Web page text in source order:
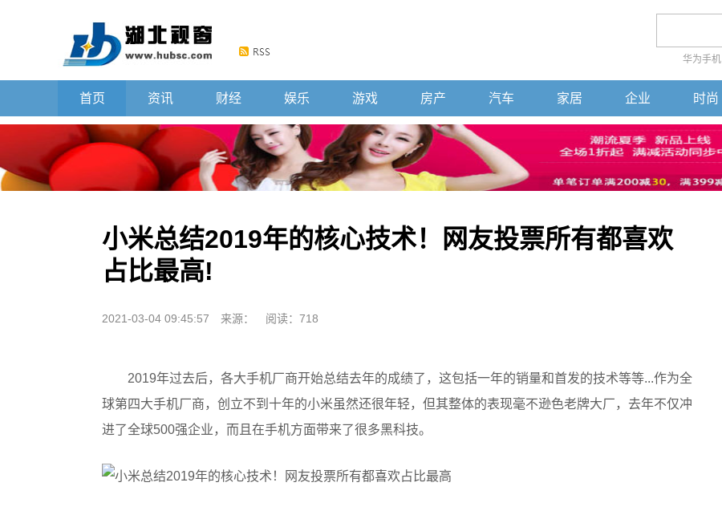
华为手机
首页 资讯 财经 娱乐 游戏 房产 汽车 家居 企业 时尚
小米总结2019年的核心技术！网友投票所有都喜欢
占比最高!
2021-03-04 09:45:57 来源： 阅读：718
2019年过去后，各大手机厂商开始总结去年的成绩了，这包括一年的销量和首发的技术等等...作为全
球第四大手机厂商，创立不到十年的小米虽然还很年轻，但其整体的表现毫不逊色老牌大厂，去年不仅冲
进了全球500强企业，而且在手机方面带来了很多黑科技。